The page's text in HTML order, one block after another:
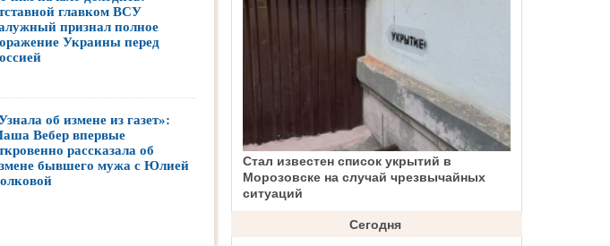
главком ВСУ
признал полное
Украины перед
об измене из газет»:
Вебер впервые
рассказала об
бывшего мужа с Юлией
Стал известен список укрытий в
Морозовске на случай чрезвычайных
ситуаций
Сегодня